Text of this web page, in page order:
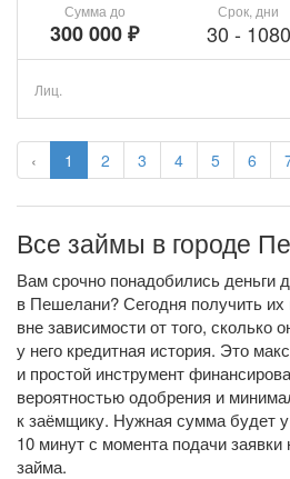
‹ 1 2 3 4 5 6
Сумма до
300 000 ₽
Срок, дни
30 - 1080
Лиц.
Все займы в городе
Вам срочно понадобились деньги
в Пешелани? Сегодня получить
вне зависимости от того, сколько
у него кредитная история. Это
и простой инструмент
вероятностью одобрения и
к заёмщику. Нужная сумма будет
10 минут с момента подачи заявки
займа.